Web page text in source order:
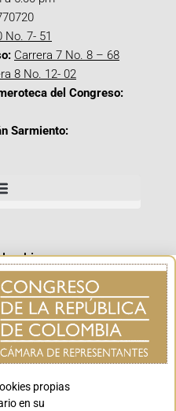
No. 7- 51
Carrera 7 No. 8 – 68
8 No. 12- 02
del Congreso:
Sarmiento:
propias
en su